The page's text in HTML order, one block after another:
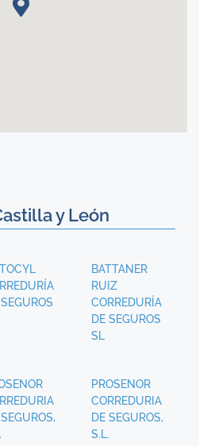
y León
BATTANER
RUIZ
CORREDURÍA
DE SEGUROS
SL
PROSENOR
CORREDURIA
DE SEGUROS,
S.L.